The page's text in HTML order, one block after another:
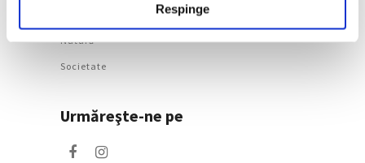
Respinge
Natură
Societate
Urmăreşte-ne pe